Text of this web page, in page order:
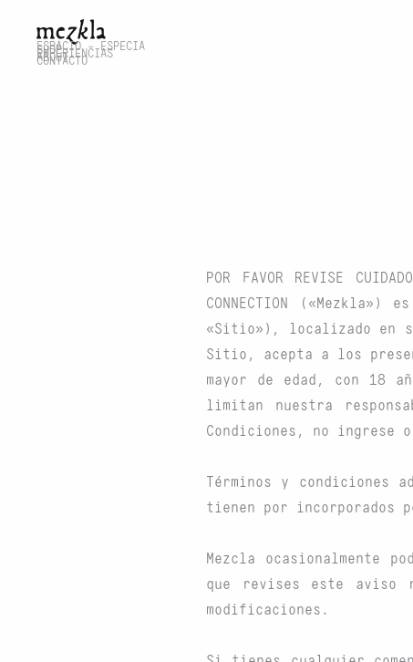
contenido
ESPACIO - ESPECIA
SHOP
EXPERIENCIAS
ABOUT
CONTACTO
POR FAVOR REVISE
CONNECTION
(«Mezkla»)
«Sitio»), localizado en
Sitio, acepta a los
mayor de edad, con 18
limitan nuestra
Condiciones, no
Términos y
tienen por incorporados
Mezcla ocasionalmente
que revises este aviso
modificaciones.